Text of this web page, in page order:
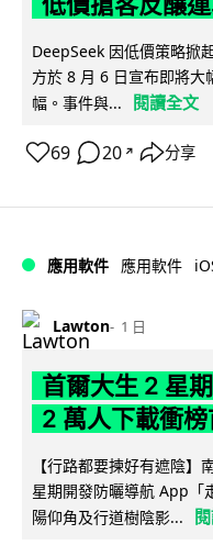
DeepSeek 因低價策略掀
方於 8 月 6 日宣布即將大
幅。事件與...
閱讀全文
69 20 ↗ 分享
應用軟件 應用軟件
Lawton 1 日
首爾大生 2 星
2 萬人下載衝榜
【行路都要揀好有遮陰
星期開發防曬導航 App「
陽仰角及行道樹陰影...